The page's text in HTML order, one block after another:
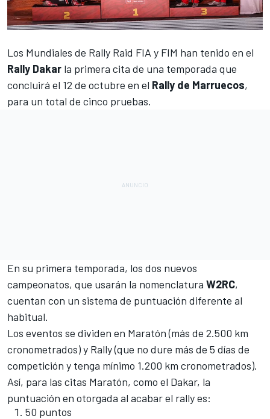
Los Mundiales de Rally Raid FIA y FIM han tenido en el
Rally Dakar la primera cita de una temporada que
concluirá el 12 de octubre en el Rally de Marruecos,
para un total de cinco pruebas.
En su primera temporada, los dos nuevos
campeonatos, que usarán la nomenclatura W2RC,
cuentan con un sistema de puntuación diferente al
habitual.
Los eventos se dividen en Maratón (más de 2.500 km
cronometrados) y Rally (que no dure más de 5 días de
competición y tenga mínimo 1.200 km cronometrados).
Así, para las citas Maratón, como el Dakar, la
puntuación en otorgada al acabar el rally es:
50 puntos